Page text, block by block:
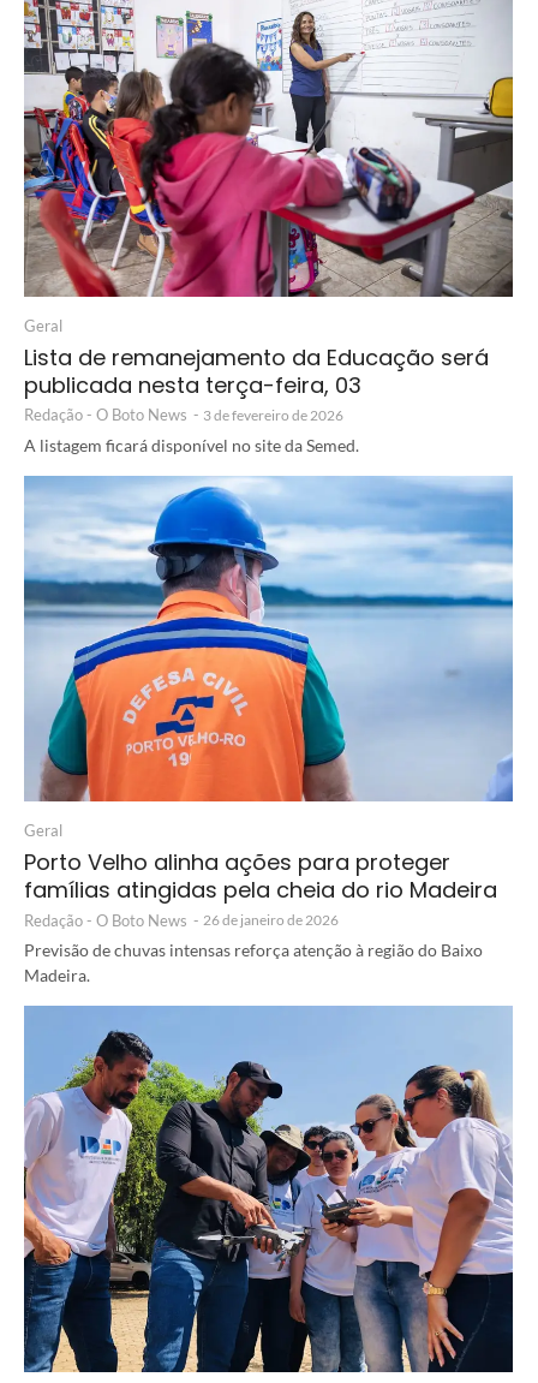
Geral
Lista de remanejamento da Educação será
publicada nesta terça-feira, 03
Redação - O Boto News - 3 de fevereiro de 2026
A listagem ficará disponível no site da Semed.
Geral
Porto Velho alinha ações para proteger
famílias atingidas pela cheia do rio Madeira
Redação - O Boto News - 26 de janeiro de 2026
Previsão de chuvas intensas reforça atenção à região do Baixo
Madeira.